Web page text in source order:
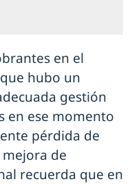
en el
hubo un
gestión
en ese momento
pérdida de
de
recuerda que en